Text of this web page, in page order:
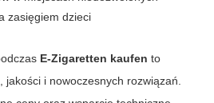
zasięgiem dzieci
E-Zigaretten kaufen to
i nowoczesnych rozwiązań.